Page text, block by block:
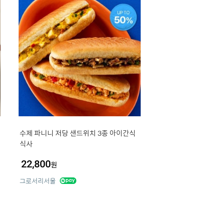
수제 파니니 저당 샌드위치 3종 아이간식
식사
22,800원
그로서리서울